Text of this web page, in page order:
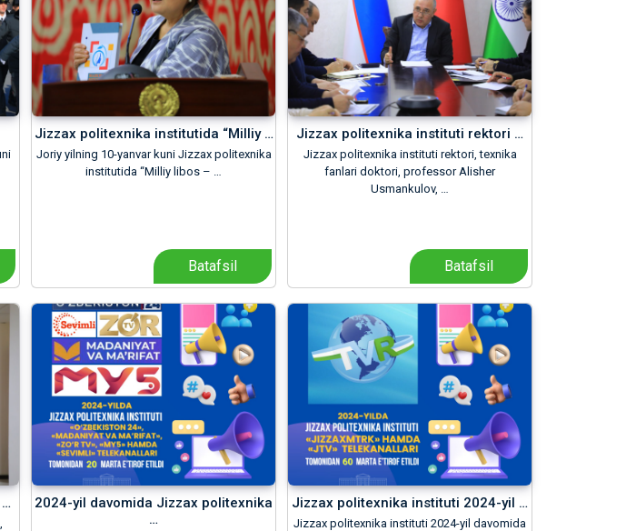
Jizzax politexnika institutida “Milliy …
Joriy yilning 10-yanvar kuni Jizzax politexnika
institutida “Milliy libos – …
Batafsil
Jizzax politexnika instituti rektori …
Jizzax politexnika instituti rektori, texnika
fanlari doktori, professor Alisher
Usmankulov, …
Batafsil
2024-yil davomida Jizzax politexnika
…
Jizzax politexnika instituti 2024-yil …
Jizzax politexnika instituti 2024-yil davomida